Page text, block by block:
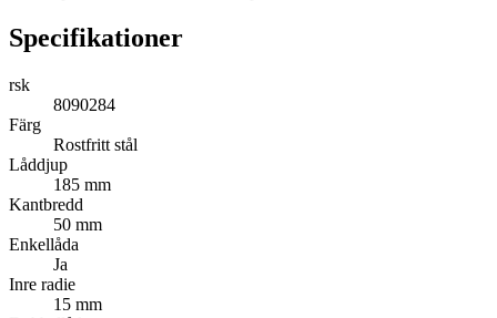
Specifikationer
rsk
8090284
Färg
Rostfritt stål
Låddjup
185 mm
Kantbredd
50 mm
Enkellåda
Ja
Inre radie
15 mm